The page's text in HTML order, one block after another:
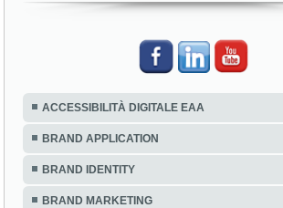
ACCESSIBILITÀ DIGITALE EAA
BRAND APPLICATION
BRAND IDENTITY
BRAND MARKETING